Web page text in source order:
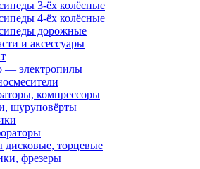
3-ёх колёсные
4-ёх колёсные
дорожные
и аксессуары
— электропилы
компрессоры
шуруповёрты
торцевые
фрезеры